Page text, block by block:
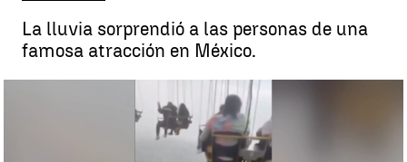
La lluvia sorprendió a las personas de una
famosa atracción en México.
Pánico en el parque de atracciones: se quedan colgados a 70
metros por la intensa lluvia |